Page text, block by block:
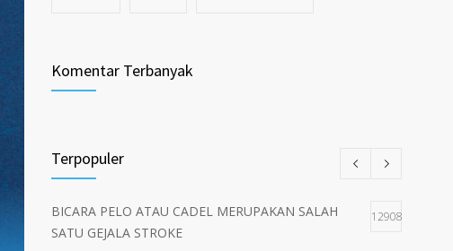
Komentar Terbanyak
Terpopuler
BICARA PELO ATAU CADEL MERUPAKAN SALAH
SATU GEJALA STROKE
12908